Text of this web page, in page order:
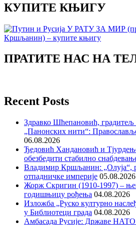
КУПИТЕ КЊИГУ
ПРАТИТЕ НАС НА
Recent Posts
Здравко Шћепановић, градитељ
„Панонских нити“:
06.08.2026
Ђедовић Хандановић и
обезбедити стабилно
Владимир Кршљанин: „Олуја“,
отпадничке империје 05.08.2026
Жорж Скригин (1910-1997) –
годишњицу рођења 04.08.2026
Изложба „Руско културно
у Библиотеци града 04.08.2026
Амбасада Русије: Државе